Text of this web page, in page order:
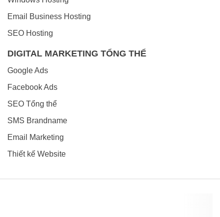
Email Business Hosting
SEO Hosting
DIGITAL MARKETING TỔNG THỂ
Google Ads
Facebook Ads
SEO Tổng thể
SMS Brandname
Email Marketing
Thiết kế Website